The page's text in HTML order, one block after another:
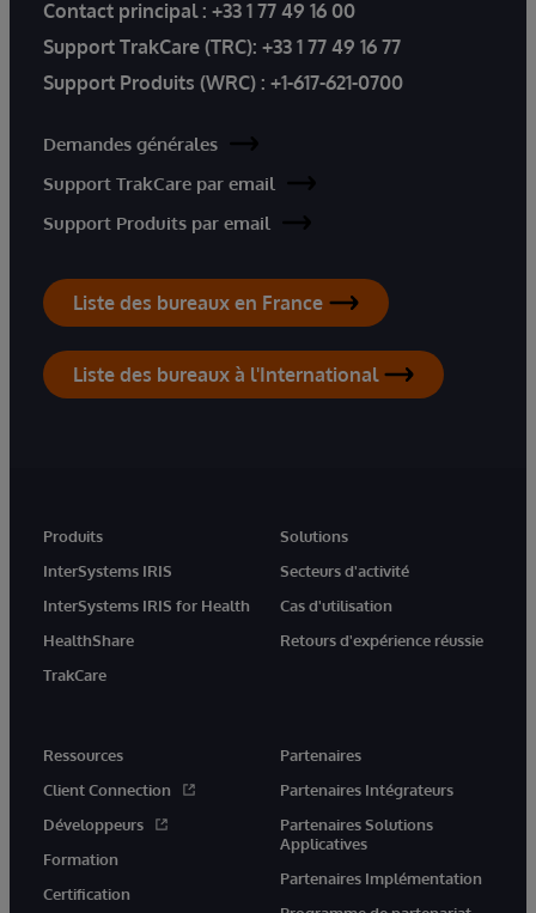
Contact principal : +33 1 77 49 16 00
Support TrakCare (TRC): +33 1 77 49 16 77
Support Produits (WRC) : +1-617-621-0700
Demandes générales
Support TrakCare par email
Support Produits par email
Liste des bureaux en France
Liste des bureaux à l'International
Produits
InterSystems IRIS
InterSystems IRIS for Health
HealthShare
TrakCare
Solutions
Secteurs d'activité
Cas d'utilisation
Retours d'expérience réussie
Ressources
Client Connection
Développeurs
Formation
Certification
Partenaires
Partenaires Intégrateurs
Partenaires Solutions
Applicatives
Partenaires Implémentation